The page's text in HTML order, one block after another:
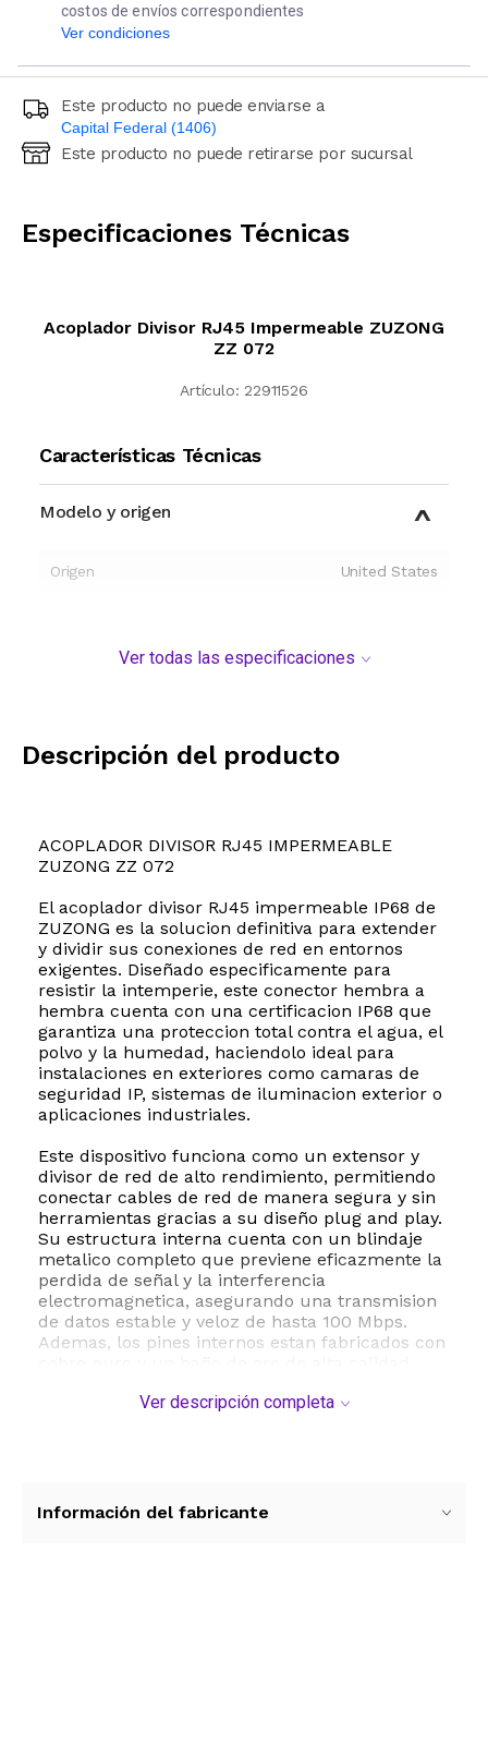
costos de envíos correspondientes
Ver condiciones
Este producto no puede enviarse a
Capital Federal (1406)
Ingresá código postal (sólo números)
Este producto no puede retirarse por sucursal
Especificaciones Técnicas
Acoplador Divisor RJ45 Impermeable ZUZONG
ZZ 072
Artículo: 22911526
Características Técnicas
Modelo y origen
Origen United States
Ver todas las especificaciones
Descripción del producto
ACOPLADOR DIVISOR RJ45 IMPERMEABLE
ZUZONG ZZ 072
El acoplador divisor RJ45 impermeable IP68 de
ZUZONG es la solucion definitiva para extender
y dividir sus conexiones de red en entornos
exigentes. Diseñado especificamente para
resistir la intemperie, este conector hembra a
hembra cuenta con una certificacion IP68 que
garantiza una proteccion total contra el agua, el
polvo y la humedad, haciendolo ideal para
instalaciones en exteriores como camaras de
seguridad IP, sistemas de iluminacion exterior o
aplicaciones industriales.
Este dispositivo funciona como un extensor y
divisor de red de alto rendimiento, permitiendo
conectar cables de red de manera segura y sin
herramientas gracias a su diseño plug and play.
Su estructura interna cuenta con un blindaje
metalico completo que previene eficazmente la
perdida de señal y la interferencia
electromagnetica, asegurando una transmision
de datos estable y veloz de hasta 100 Mbps.
Ademas, los pines internos estan fabricados con
corrosion a largo plazo.
Cat5, Cat5e, Cat6, Cat7 y Cat8, lo que le permite
Ver descripción completa
Información del fabricante